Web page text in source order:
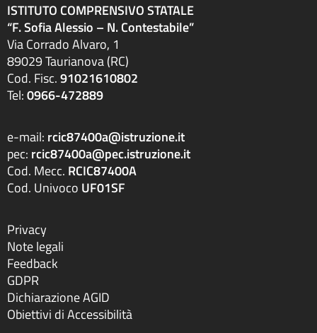
ISTITUTO COMPRENSIVO STATALE
“F. Sofia Alessio – N. Contestabile”
Via Corrado Alvaro, 1
89029 Taurianova (RC)
Cod. Fisc.91021610802
Tel:0966-472889
e-mail: rcic87400a@istruzione.it
pec: rcic87400a@pec.istruzione.it
Cod. Mecc. RCIC87400A
Cod. Univoco UF01SF
Privacy
Note legali
Feedback
GDPR
Dichiarazione AGID
Obiettivi di Accessibilità